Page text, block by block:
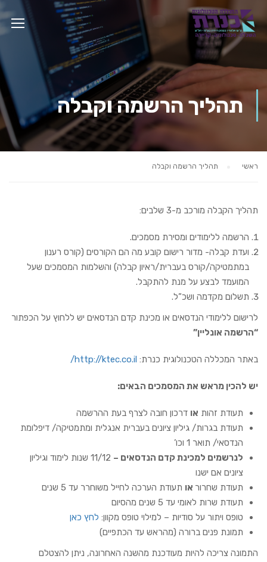
תהליך הרשמה וקבלה
ראשי תהליך הרשמה וקבלה
תהליך הקבלה מורכב מ-3 שלבים:
הרשמה ללימודים ומסירת מסמכים.
ועדת קבלה- מדור רישום קובע מה הם הקורסים (קורס רענון
במתמטיקה/קורס בעברית/ראיון קבלה) והשלמות המסמכים שעל
המועמד לבצע על מנת להתקבל.
תשלום מקדמה ושכ”ל.
לרישום ללימודי הנדסאים או מכינת קדם הנדסאים יש ללחוץ על הכפתור
“הרשמה אונליין”
באתר המכללה הטכנולוגית כנרת: http://ktec.co.il/
יש להכין מראש את המסמכים הבאים:
תעודת זהות או דרכון חובה לצרף בעת ההרשמה
תעודת בגרות/ גיליון ציונים בעברית אנגלית ומתמטיקה/ דיפלומת
הנדסאי/ תואר 1 וכו’
לנרשמים למכינת קדם הנדסאים –
11/12 שנות לימוד וגיליון
ציונים אם ישנו
תעודת שחרור או תעודת הערכה לחייל משוחרר עד 5 שנים
תעודת שרות לאומי עד 5 שנים מהסיום
טופס ויתור על סודיות – למילוי טופס מקוון: לחץ כאן
תמונת פנים ברורה (מהראש עד הכתפיים)
התמונה צריכה להיות מעודכנת מהשנה האחרונה, ניתן להצטלם